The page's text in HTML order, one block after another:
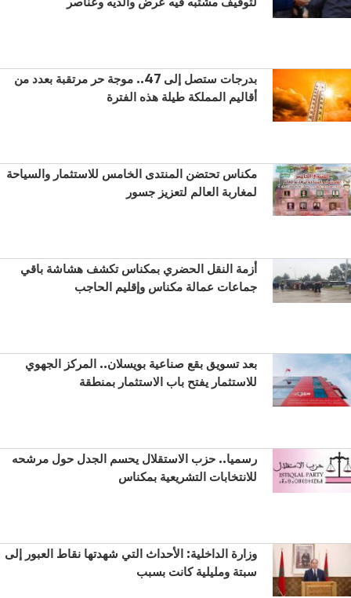
بدرجات ستصل إلى 47.. موجة حر مرتقبة بعدد من
أقاليم المملكة طيلة هذه الفترة
مكناس تحتضن المنتدى الخامس للاستثمار والسياحة
لمغاربة العالم لتعزيز جسور
أزمة النقل الحضري بمكناس تكشف هشاشة باقي
جماعات عمالة مكناس وإقليم الحاجب
بعد تسويق بقع صناعية بويسلان.. المركز الجهوي
للاستثمار يفتح باب الاستثمار بمنطقة
رسميا.. حزب الاستقلال يحسم الجدل حول مرشحه
للانتخابات التشريعية بمكناس
وزارة الداخلية: الأحداث التي شهدتها نقاط العبور إلى
سبتة ومليلية كانت بسبب